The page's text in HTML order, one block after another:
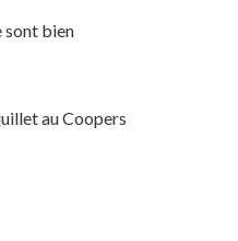
sont bien
au Coopers